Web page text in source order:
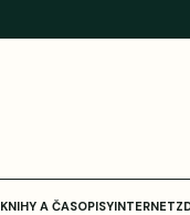
KNIHY A ČASOPISYINTERNET